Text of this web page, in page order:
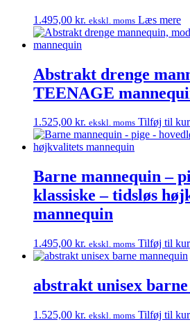
1.495,00 kr. ekskl. moms Læs mere
Abstrakt drenge
TEENAGE
1.525,00 kr. ekskl. moms Tilføj til
Barne mannequin –
klassiske – tidsløs
mannequin
1.495,00 kr. ekskl. moms Tilføj til
abstrakt unisex
1.525,00 kr. ekskl. moms Tilføj til